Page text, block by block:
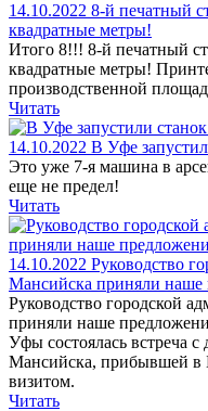
14.10.2022 8-й печатный
квадратные метры!
Итого 8!!! 8-й печатный
квадратные метры!
производственной
Читать
14.10.2022 В Уфе
Это уже 7-я машина в
еще не предел!
Читать
14.10.2022 Руководство
Мансийска приняли наше
Руководство городской
приняли наше
Уфы состоялась встреча
Мансийска, прибывшей в
визитом.
Читать